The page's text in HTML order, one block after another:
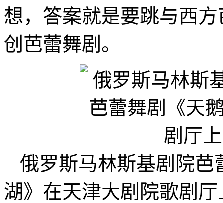
想，答案就是要跳与西
创芭蕾舞剧。
俄罗斯马林斯基剧院芭
湖》在天津大剧院歌剧